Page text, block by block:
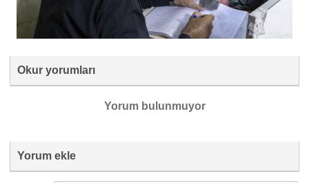
Okur yorumları
Yorum bulunmuyor
Yorum ekle